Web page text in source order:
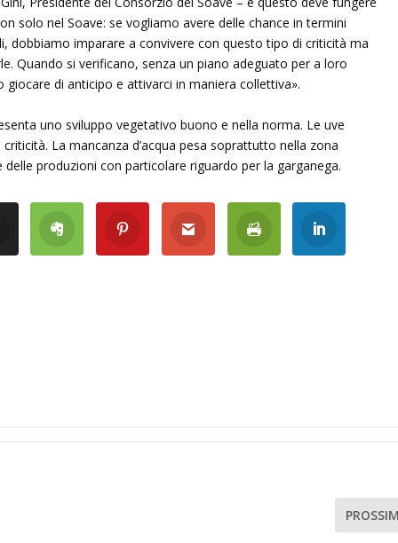
solo nel Soave: se vogliamo avere delle chance in termini
dobbiamo imparare a convivere con questo tipo di criticità ma
Quando si verificano, senza un piano adeguato per a loro
di anticipo e attivarci in maniera collettiva».
uno sviluppo vegetativo buono e nella norma. Le uve
La mancanza d’acqua pesa soprattutto nella zona
produzioni con particolare riguardo per la garganega.